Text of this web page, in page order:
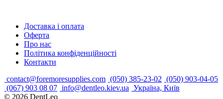
Доставка і оплата
Оферта
Про нас
Політика конфіденційності
Контакти
contact@foremoresupplies.com (050) 385-23-02 (050) 903-04-05
(067) 903 08 07 info@dentleo.kiev.ua Україна, Київ
© 2026 DentLeo